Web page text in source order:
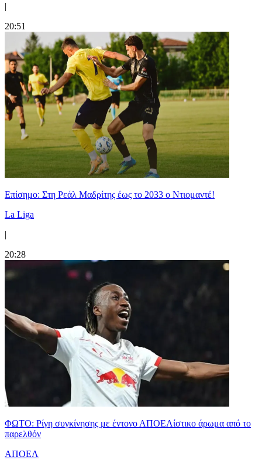
|
20:51
Επίσημο: Στη Ρεάλ Μαδρίτης έως το 2033 ο Ντιομαντέ!
La Liga
|
20:28
ΦΩΤΟ: Ρίγη συγκίνησης με έντονο ΑΠΟΕΛίστικο άρωμα από το
παρελθόν
ΑΠΟΕΛ